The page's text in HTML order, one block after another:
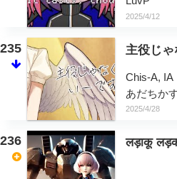
2025/4/12
235 主役じ
Chis-A, IA
あだちか
2025/4/28
236 लड़ाकू